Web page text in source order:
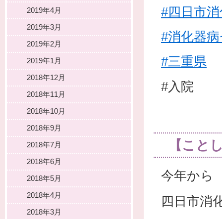
#四日市
#消化器
#三重県
#入院
【こと
今年から
四日市消
2019年4月
2019年3月
2019年2月
2019年1月
2018年12月
2018年11月
2018年10月
2018年9月
2018年7月
2018年6月
2018年5月
2018年4月
2018年3月